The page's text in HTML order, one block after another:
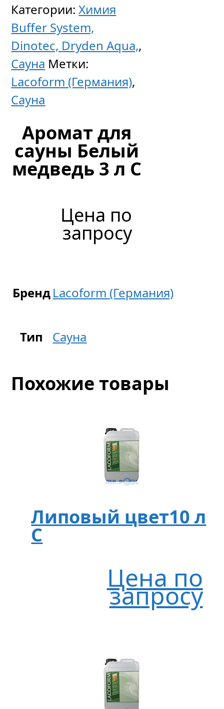
Категории:Химия
Buffer System,
Dinotec, Dryden Aqua,,
Сауна Метки:
Lacoform (Германия),
Сауна
Аромат для
сауны Белый
медведь 3 л C
Цена по
запросу
БрендLacoform (Германия)
Тип Сауна
Похожие товары
Липовый цвет10 л
C
Цена по
запросу